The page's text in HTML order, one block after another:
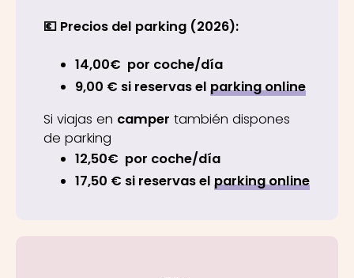
💶 Precios del parking (2026):
14,00€ por coche/día
9,00 € si reservas el parking online
Si viajas en camper también dispones
de parking
12,50€ por coche/día
17,50 € si reservas el parking online